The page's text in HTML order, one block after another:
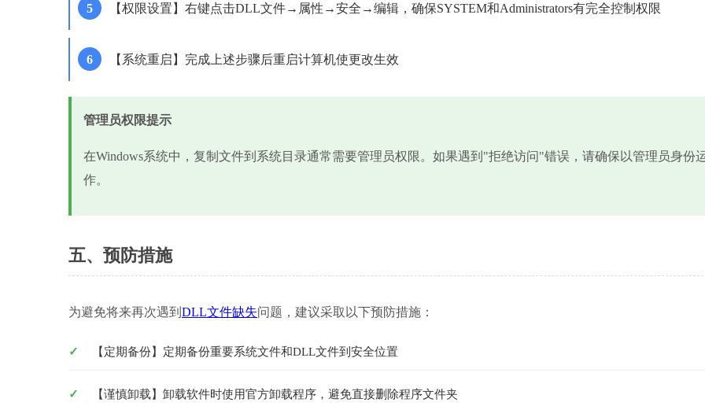
【权限设置】右键点击DLL文件→属性→安全→编辑，确保SYSTEM和Administrators有完全控制权限
【系统重启】完成上述步骤后重启计算机使更改生效
管理员权限提示
在Windows系统中，复制文件到系统目录通常需要管理员权限。如果遇到"拒绝访问"错误，请确保以管理员身份
作。
五、预防措施
为避免将来再次遇到 DLL文件缺失问题，建议采取以下预防措施：
【定期备份】定期备份重要系统文件和DLL文件到安全位置
【谨慎卸载】卸载软件时使用官方卸载程序，避免直接删除程序文件夹